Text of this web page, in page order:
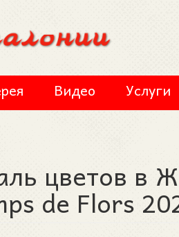
Видео Услуги
цветов в
de Flors